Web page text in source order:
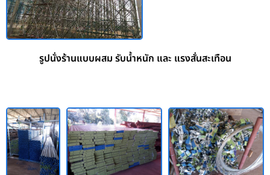
รูปนั่งร้านแบบผสม รับน้ำหนัก และ แรงสั่นสะเทือน